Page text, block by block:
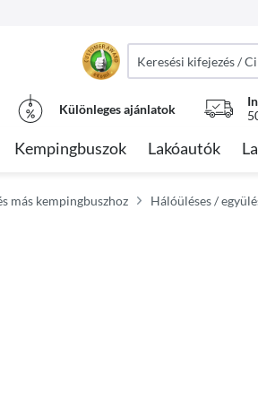
Különleges ajánlatok
Kempingbuszok Lakóautók
más kempingbuszhoz Hálóüléses /